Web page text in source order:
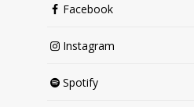
Facebook
Instagram
Spotify